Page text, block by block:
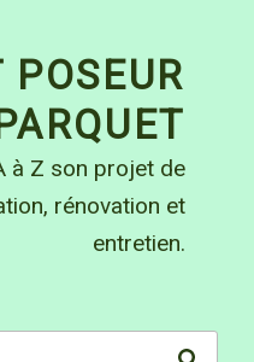
POSEUR
à Z son projet de
rénovation et
entretien.